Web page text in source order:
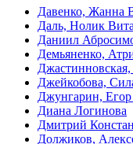
Давенко, Жанна
Даль, Нолик
Даниил
Демьяненко,
Джейкобова,
Джунгарин,
Диана Логинова
Дмитрий
Должиков,